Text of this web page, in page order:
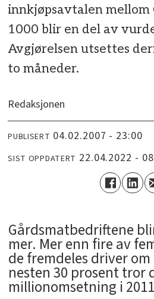
innkjøpsavtalen mellom
1000 blir en del av
Avgjørelsen utsettes
to måneder.
Redaksjonen
PUBLISERT 04.02.2007 - 23:00
SIST OPPDATERT 22.04.2022 -
Gårdsmatbedriftene
mer. Mer enn fire av
de fremdeles driver
nesten 30 prosent tror
millionomsetning i